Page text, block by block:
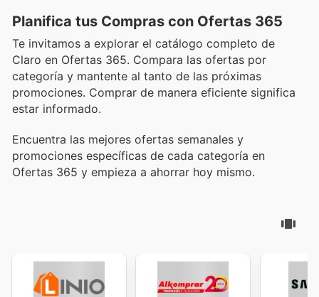
Planifica tus Compras con Ofertas 365
Te invitamos a explorar el catálogo completo de
Claro en Ofertas 365. Compara las ofertas por
categoría y mantente al tanto de las próximas
promociones. Comprar de manera eficiente significa
estar informado.
Encuentra las mejores ofertas semanales y
promociones específicas de cada categoría en
Ofertas 365 y empieza a ahorrar hoy mismo.